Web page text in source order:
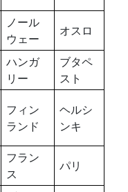
ノール
ウェー
オスロ
ハンガ
リー
ブタペ
スト
フィン
ランド
ヘルシ
ンキ
フラン
ス
パリ